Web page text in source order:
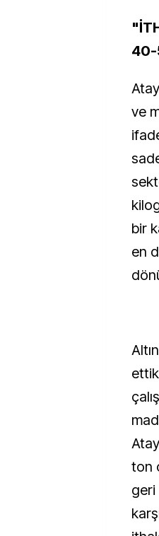
40-
ve
bir
en
ton
geri